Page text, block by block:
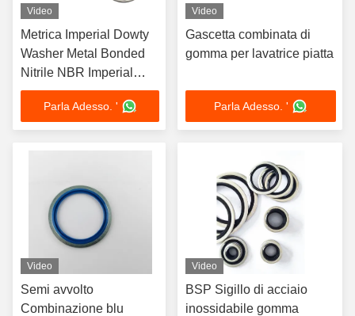
Video
Metrica Imperial Dowty
Washer Metal Bonded
Nitrile NBR Imperial
Bonded Washer
Parla Adesso. '
Video
Gascetta combinata di
gomma per lavatrice piatta
Parla Adesso. '
Video
Semi avvolto
Combinazione blu
Video
BSP Sigillo di acciaio
inossidabile gomma